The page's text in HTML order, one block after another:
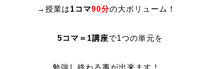
→授業は1コマ90分の大ボリューム！
5コマ＝1講座で1つの単元を
勉強し終わる事が出来ます！